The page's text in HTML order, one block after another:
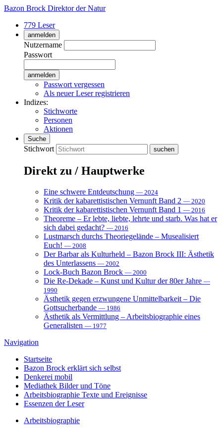
Bazon Brock Direktor der Natur
779 Leser
anmelden
Nutzername
Passwort
Passwort vergessen
Als neuer Leser registrieren
Indizes:
Stichworte
Personen
Aktionen
Suche
Stichwort
Direkt zu / Hauptwerke
Eine schwere Entdeutschung — 2024
Kritik der kabarettistischen Vernunft Band 2 — 2020
Kritik der kabarettistischen Vernunft Band 1 — 2016
Theoreme – Er lebte, liebte, lehrte und starb. Was hat er
sich dabei gedacht? — 2016
Lustmarsch durchs Theoriegelände – Musealisiert
Euch! — 2008
Der Barbar als Kulturheld – Bazon Brock III: Ästhetik
des Unterlassens — 2002
Lock-Buch Bazon Brock — 2000
Die Re-Dekade – Kunst und Kultur der 80er Jahre —
1990
Ästhetik gegen erzwungene Unmittelbarkeit – Die
Gottsucherbande — 1986
Ästhetik als Vermittlung – Arbeitsbiographie eines
Generalisten — 1977
Navigation
Startseite
Bazon Brock erklärt sich selbst
Denkerei mobil
Mediathek Bilder und Töne
Arbeitsbiographie Texte und Ereignisse
Essenzen der Leser
Arbeitsbiographie